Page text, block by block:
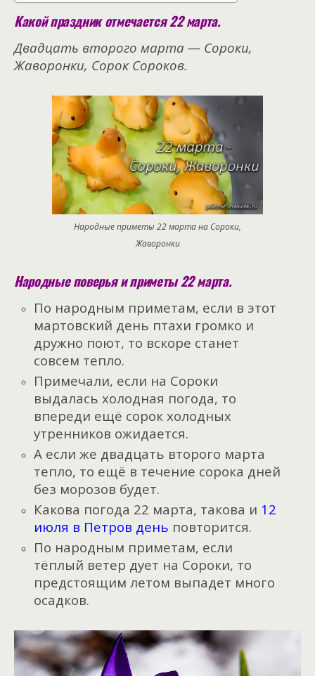
Какой праздник отмечается 22 марта.
Двадцать второго марта — Сороки,
Жаворонки, Сорок Сороков.
Народные приметы 22 марта на Сороки,
Жаворонки
Народные поверья и приметы 22 марта.
По народным приметам, если в этот
мартовский день птахи громко и
дружно поют, то вскоре станет
совсем тепло.
Примечали, если на Сороки
выдалась холодная погода, то
впереди ещё сорок холодных
утренников ожидается.
А если же двадцать второго марта
тепло, то ещё в течение сорока дней
без морозов будет.
Какова погода 22 марта, такова и 12
июля в Петров день повторится.
По народным приметам, если
тёплый ветер дует на Сороки, то
предстоящим летом выпадет много
осадков.